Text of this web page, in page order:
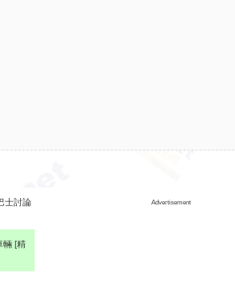
士討論
Advertisement
輛 [精